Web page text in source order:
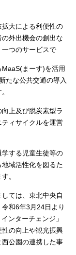
大による利便性の
外出機会の創出な
つのサービスで
まーす)を活用
たな公共交通の導入
上及び脱炭素型ラ
ィサイクルを運営
する児童生徒等の
域活性化を図るた
。
ては、東北中央自
和6年3月24日より
ンターチェンジ」
の向上や観光振興
公園の連携した事